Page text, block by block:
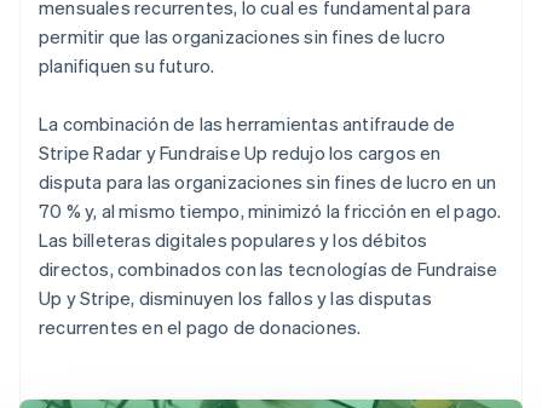
mensuales recurrentes, lo cual es fundamental para
permitir que las organizaciones sin fines de lucro
planifiquen su futuro.
La combinación de las herramientas antifraude de
Stripe Radar y Fundraise Up redujo los cargos en
disputa para las organizaciones sin fines de lucro en un
70 % y, al mismo tiempo, minimizó la fricción en el pago.
Las billeteras digitales populares y los débitos
directos, combinados con las tecnologías de Fundraise
Up y Stripe, disminuyen los fallos y las disputas
recurrentes en el pago de donaciones.